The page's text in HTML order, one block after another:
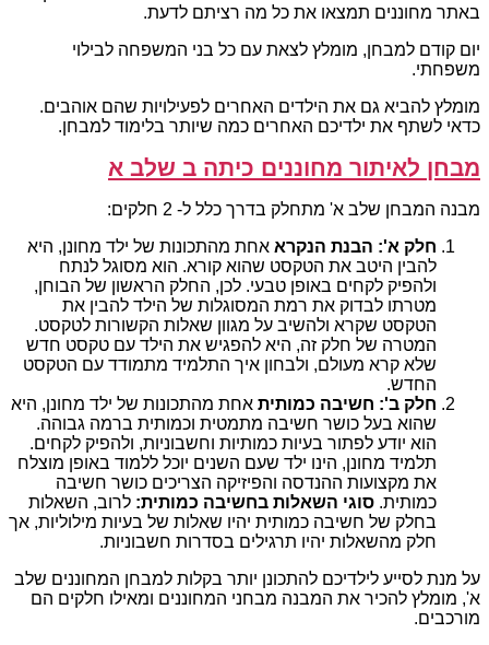
באתר מחוננים תמצאו את כל מה רציתם לדעת.
יום קודם למבחן, מומלץ לצאת עם כל בני המשפחה לבילוי
משפחתי.
מומלץ להביא גם את הילדים האחרים לפעילויות שהם אוהבים.
כדאי לשתף את ילדיכם האחרים כמה שיותר בלימוד למבחן.
מבחן לאיתור מחוננים כיתה ב שלב א
מבנה המבחן שלב א' מתחלק בדרך כלל ל- 2 חלקים:
חלק א': הבנת הנקרא אחת מהתכונות של ילד מחונן, היא
להבין היטב את הטקסט שהוא קורא. הוא מסוגל לנתח
ולהפיק לקחים באופן טבעי. לכן, החלק הראשון של הבוחן,
מטרתו לבדוק את רמת המסוגלות של הילד להבין את
הטקסט שקרא ולהשיב על מגוון שאלות הקשורות לטקסט.
המטרה של חלק זה, היא להפגיש את הילד עם טקסט חדש
שלא קרא מעולם, ולבחון איך התלמיד מתמודד עם הטקסט
החדש.
חלק ב': חשיבה כמותית אחת מהתכונות של ילד מחונן, היא
שהוא בעל כושר חשיבה מתמטית וכמותית ברמה גבוהה.
הוא יודע לפתור בעיות כמותיות וחשבוניות, ולהפיק לקחים.
תלמיד מחונן, הינו ילד שעם השנים יוכל ללמוד באופן מוצלח
את מקצועות ההנדסה והפיזיקה הצריכים כושר חשיבה
כמותית. סוגי השאלות בחשיבה כמותית: לרוב, השאלות
בחלק של חשיבה כמותית יהיו שאלות של בעיות מילוליות, אך
חלק מהשאלות יהיו תרגילים בסדרות חשבוניות.
על מנת לסייע לילדיכם להתכונן יותר בקלות למבחן המחוננים שלב
א', מומלץ להכיר את המבנה מבחני המחוננים ומאילו חלקים הם
מורכבים.